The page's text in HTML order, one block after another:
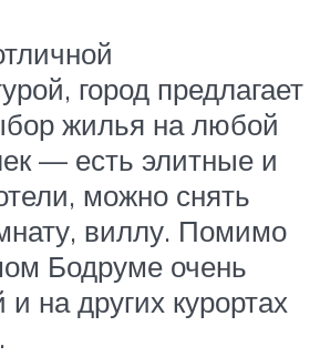
город предлагает
жилья на любой
— есть элитные и
можно снять
виллу. Помимо
Бодруме очень
и на других курортах